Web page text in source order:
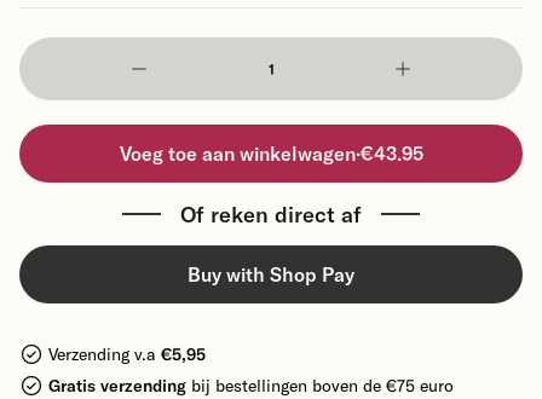
Voeg toe aan winkelwagen·€43.95
Of reken direct af
Buy with Shop Pay
Verzending v.a €5,95
Gratis verzending bij bestellingen boven de €75 euro